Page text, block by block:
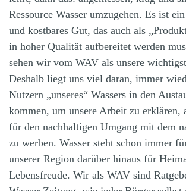
Ressource Wasser umzugehen. Es ist
und kostbares Gut, das auch als
in hoher Qualität aufbereitet werden
sehen wir vom WAV als unsere
Deshalb liegt uns viel daran, immer
Nutzern „unseres“ Wassers in den
kommen, um unsere Arbeit zu erklären,
für den nachhaltigen Umgang mit dem
zu werben. Wasser steht schon immer
unserer Region darüber hinaus für
Lebensfreude. Wir als WAV sind